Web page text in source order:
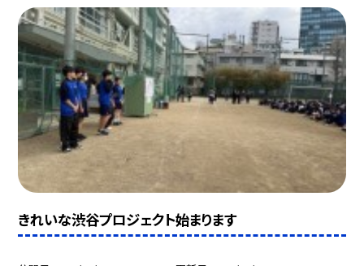
きれいな渋谷プロジェクト始まります